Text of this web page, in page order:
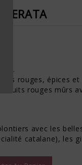
rouges, épices
fruits rouges mûrs
avec les
catalane), les